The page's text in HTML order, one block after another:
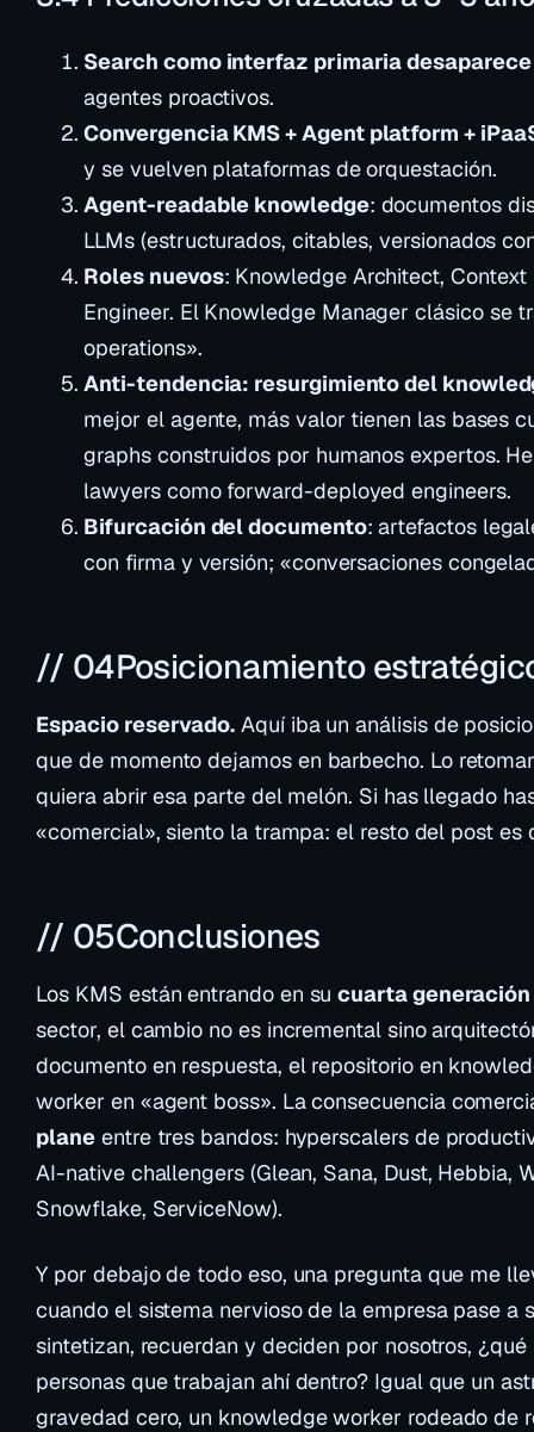
Search como interfaz primaria desaparece
agentes proactivos.
Convergencia KMS + Agent platform +
y se vuelven plataformas de orquestación.
Agent-readable knowledge: documentos
LLMs (estructurados, citables, versionados
Roles nuevos: Knowledge Architect,
Engineer. El Knowledge Manager clásico se
operations».
Anti-tendencia: resurgimiento del
mejor el agente, más valor tienen las bases
graphs construidos por humanos expertos.
lawyers como forward-deployed engineers.
Bifurcación del documento: artefactos
con firma y versión; «conversaciones
// 04Posicionamiento
Espacio reservado. Aquí iba un análisis de
que de momento dejamos en barbecho. Lo
quiera abrir esa parte del melón. Si has llegado
«comercial», siento la trampa: el resto del post es
// 05Conclusiones
Los KMS están entrando en sucuarta generación
sector, el cambio no es incremental sino
documento en respuesta, el repositorio en
worker en «agent boss». La consecuencia
plane entre tres bandos: hyperscalers de
AI-native challengers (Glean, Sana, Dust, Hebbia,
Snowflake, ServiceNow).
Y por debajo de todo eso, una pregunta que me
cuando el sistema nervioso de la empresa pase a
sintetizan, recuerdan y deciden por nosotros,
personas que trabajan ahí dentro? Igual que un
gravedad cero, un knowledge worker rodeado de